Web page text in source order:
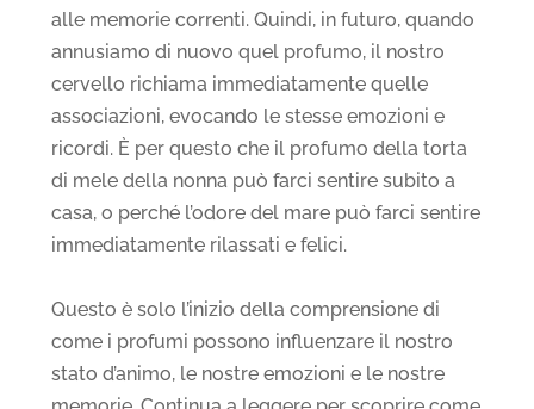
alle memorie correnti. Quindi, in futuro, quando
annusiamo di nuovo quel profumo, il nostro
cervello richiama immediatamente quelle
associazioni, evocando le stesse emozioni e
ricordi. È per questo che il profumo della torta
di mele della nonna può farci sentire subito a
casa, o perché l’odore del mare può farci sentire
immediatamente rilassati e felici.
Questo è solo l’inizio della comprensione di
come i profumi possono influenzare il nostro
stato d’animo, le nostre emozioni e le nostre